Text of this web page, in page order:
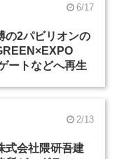
6/17
の2パビリオンの
ートなどへ再生
2/13
式会社隈研吾建